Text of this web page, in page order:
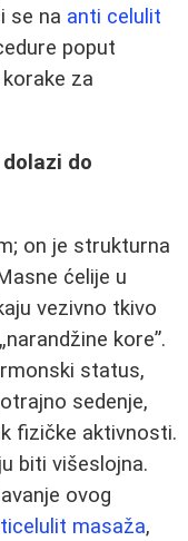
se na anti celulit
poput
za
do
on je strukturna
ćelije u
vezivno tkivo
kore”.
status,
sedenje,
fizičke aktivnosti.
biti višeslojna.
ovog
masaža,